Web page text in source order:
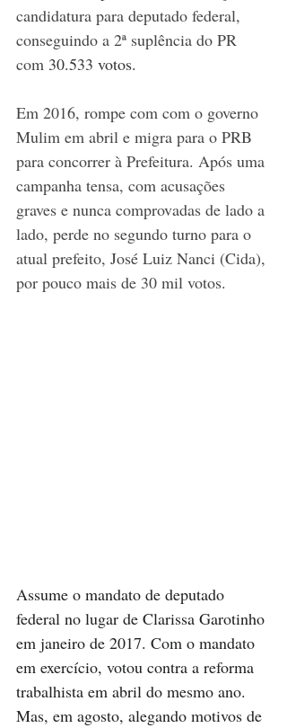
candidatura para deputado federal,
conseguindo a 2ª suplência do PR
com 30.533 votos.
Em 2016, rompe com com o governo
Mulim em abril e migra para o PRB
para concorrer à Prefeitura. Após uma
campanha tensa, com acusações
graves e nunca comprovadas de lado a
lado, perde no segundo turno para o
atual prefeito, José Luiz Nanci (Cida),
por pouco mais de 30 mil votos.
Assume o mandato de deputado
federal no lugar de Clarissa Garotinho
em janeiro de 2017. Com o mandato
em exercício, votou contra a reforma
trabalhista em abril do mesmo ano.
Mas, em agosto, alegando motivos de